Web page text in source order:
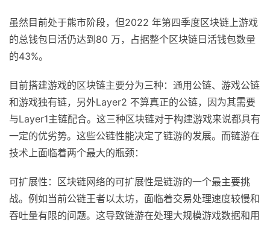
虽然目前处于熊市阶段，但2022 年第四季度区块链上游戏
的总钱包日活仍达到80 万，占据整个区块链日活钱包数量
的43%。
目前搭建游戏的区块链主要分为三种：通用公链、游戏公链
和游戏独有链，另外Layer2 不算真正的公链，因为其需要
与Layer1主链配合。这三种区块链对于构建游戏来说都具有
一定的优劣势。这些公链性能决定了链游的发展。而链游在
技术上面临着两个最大的瓶颈：
可扩展性：区块链网络的可扩展性是链游的一个最主要挑
战。例如当前公链王者以太坊，面临着交易处理速度较慢和
吞吐量有限的问题。这导致链游在处理大规模游戏数据和用